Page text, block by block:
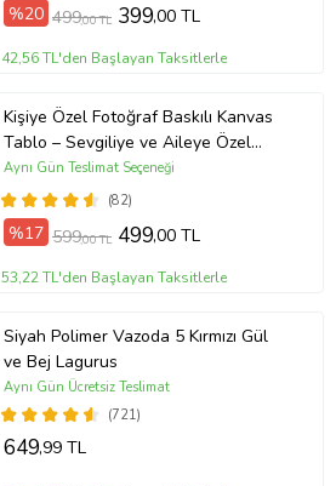
%20 499,00 TL 399,00 TL
42,56 TL'den Başlayan Taksitlerle
Kişiye Özel Fotoğraf Baskılı Kanvas
Tablo – Sevgiliye ve Aileye Özel
Hediye (ÇokluRenk)
(82)
Aynı Gün Teslimat Seçeneği
%17 599,00 TL 499,00 TL
53,22 TL'den Başlayan Taksitlerle
Siyah Polimer Vazoda 5 Kırmızı Gül
ve Bej Lagurus
(721)
Aynı Gün Ücretsiz Teslimat
649,99 TL